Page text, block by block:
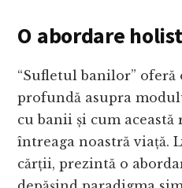
O abordare
“Sufletul banilor” oferă
profundă asupra
cu banii și cum
întreaga noastră viață.
cărții, prezintă o